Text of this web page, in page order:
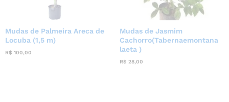
Mudas de Palmeira Areca de
Locuba (1,5 m)
R$ 100,00
Mudas de Jasmim
Cachorro(Tabernaemontana
laeta )
R$ 28,00